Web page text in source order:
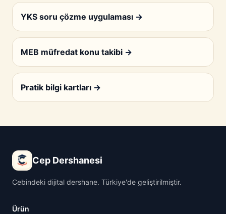
YKS soru çözme uygulaması →
MEB müfredat konu takibi →
Pratik bilgi kartları →
Cep Dershanesi
Cebindeki dijital dershane. Türkiye'de geliştirilmiştir.
Ürün